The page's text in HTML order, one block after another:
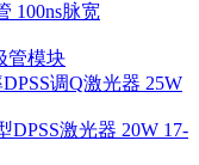
100ns脉宽
管模块
调Q激光器 25W
DPSS激光器 20W 17-